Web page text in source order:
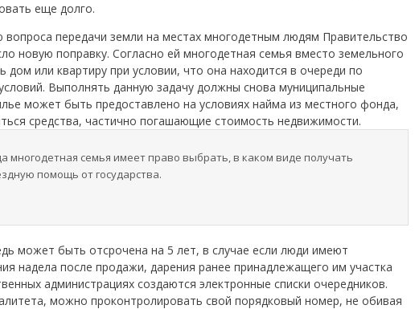
еще долго.
вопроса передачи земли на местах многодетным людям Правительство
новую поправку. Согласно ей многодетная семья вместо земельного
дом или квартиру при условии, что она находится в очереди по
Выполнять данную задачу должны снова муниципальные
может быть предоставлено на условиях найма из местного фонда,
средства, частично погашающие стоимость недвижимости.
многодетная семья имеет право выбрать, в каком виде получать
помощь от государства.
может быть отсрочена на 5 лет, в случае если люди имеют
надела после продажи, дарения ранее принадлежащего им участка
администрациях создаются электронные списки очередников.
можно проконтролировать свой порядковый номер, не обивая